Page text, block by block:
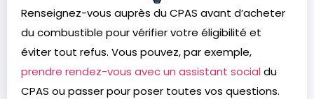
Renseignez-vous auprès du CPAS avant d’acheter
du combustible pour vérifier votre éligibilité et
éviter tout refus. Vous pouvez, par exemple,
prendre rendez-vous avec un assistant social du
CPAS ou passer pour poser toutes vos questions.